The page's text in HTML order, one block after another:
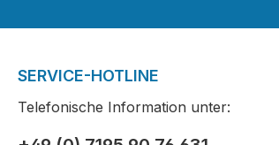
SERVICE-HOTLINE
Telefonische Information unter: